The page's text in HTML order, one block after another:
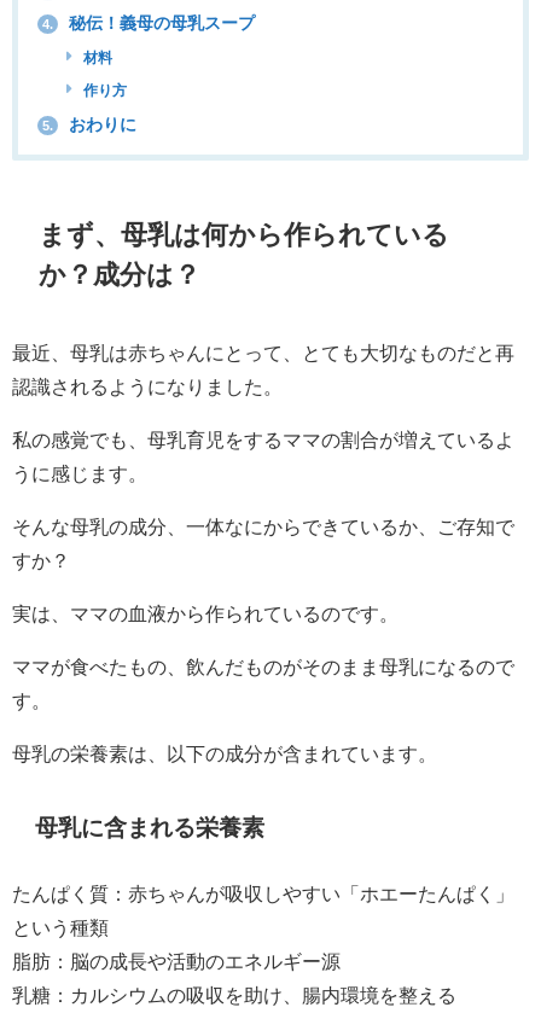
4. 秘伝！義母の母乳スープ
材料
作り方
5. おわりに
まず、母乳は何から作られている
か？成分は？
最近、母乳は赤ちゃんにとって、とても大切なものだと再
認識されるようになりました。
私の感覚でも、母乳育児をするママの割合が増えているよ
うに感じます。
そんな母乳の成分、一体なにからできているか、ご存知で
すか？
実は、ママの血液から作られているのです。
ママが食べたもの、飲んだものがそのまま母乳になるので
す。
母乳の栄養素は、以下の成分が含まれています。
母乳に含まれる栄養素
たんぱく質：赤ちゃんが吸収しやすい「ホエーたんぱく」
という種類
脂肪：脳の成長や活動のエネルギー源
乳糖：カルシウムの吸収を助け、腸内環境を整える